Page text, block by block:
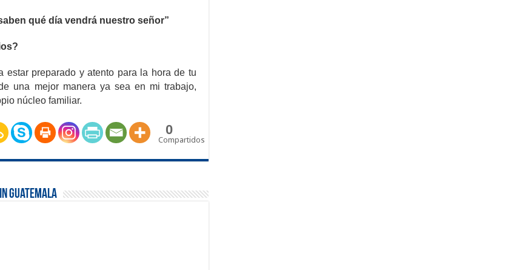
qué día vendrá nuestro señor”
estar preparado y atento para la hora de tu
una mejor manera ya sea en mi trabajo,
núcleo familiar.
0
Compartidos
Guatemala